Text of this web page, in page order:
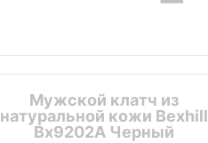
Мужской клатч из
натуральной кожи Bexhill
Bx9202A Черный